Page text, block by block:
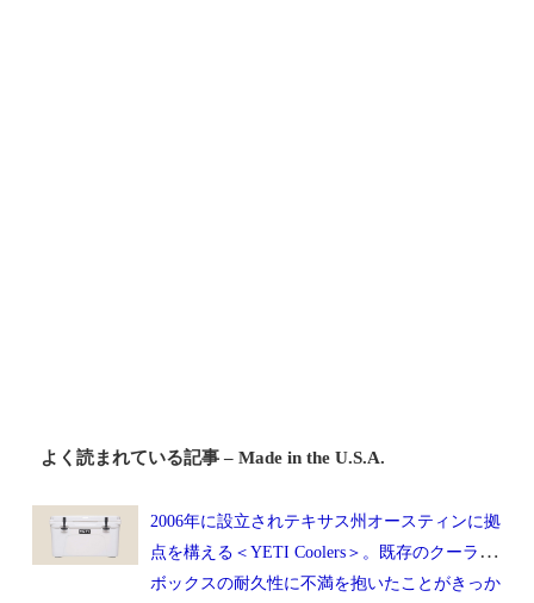
よく読まれている記事 – Made in the U.S.A.
2006年に設立されテキサス州オースティンに拠
点を構える＜YETI Coolers＞。既存のクーラー
ボックスの耐久性に不満を抱いたことがきっか